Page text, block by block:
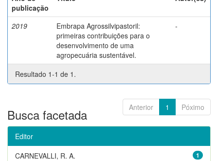
publicação
2019
Embrapa Agrossilvipastoril:
primeiras contribuições para o
desenvolvimento de uma
agropecuária sustentável.
-
Resultado 1-1 de 1.
Anterior 1 Póximo
Busca facetada
Editor
1
CARNEVALLI, R. A.